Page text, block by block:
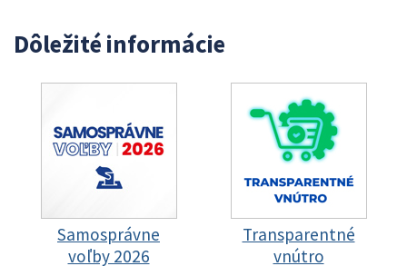
Dôležité informácie
Samosprávne
voľby 2026
Transparentné
vnútro